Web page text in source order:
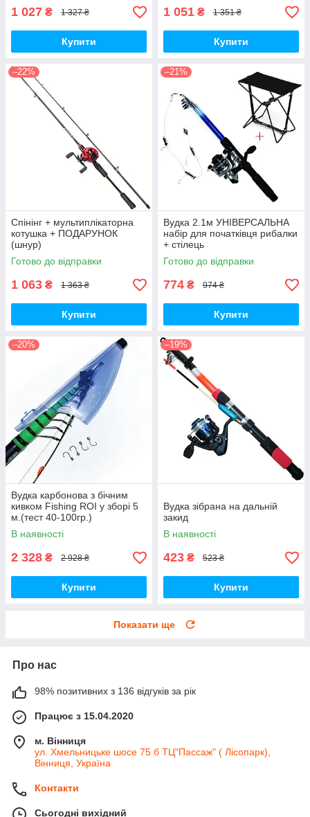
1 027 ₴ 1 327 ₴
Купити
1 051 ₴ 1 351 ₴
Купити
–22%
Спінінг + мультиплікаторна
котушка + ПОДАРУНОК
(шнур)
Готово до відправки
1 063 ₴ 1 363 ₴
Купити
–21%
Вудка 2.1м УНІВЕРСАЛЬНА
набір для початківця рибалки
+ стілець
Готово до відправки
774 ₴ 974 ₴
Купити
–20%
Вудка карбонова з бічним
кивком Fishing ROI у зборі 5
м.(тест 40-100гр.)
В наявності
2 328 ₴ 2 928 ₴
Купити
–19%
Вудка зібрана на дальній
закид
В наявності
423 ₴ 523 ₴
Купити
Показати ще
Про нас
98% позитивних з 136 відгуків за рік
Працює з 15.04.2020
м. Вінниця
ул. Хмельницьке шосе 75 б ТЦ"Пассаж" ( Лісопарк),
Вінниця, Україна
Контакти
Сьогодні вихідний